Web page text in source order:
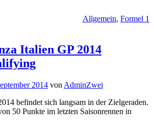
Allgemein, Formel 1
Italien GP 2014
2014 von AdminZwei
befindet sich langsam in der Zielgeraden.
50 Punkte im letzten Saisonrennen in